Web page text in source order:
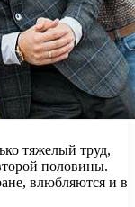
тяжелый труд,
половины.
влюбляются и в